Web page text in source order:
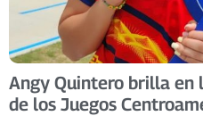
Angy Quintero brilla en
de los Juegos